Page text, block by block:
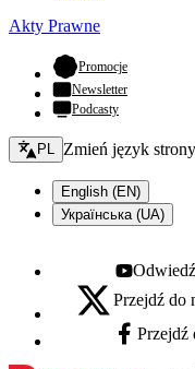
Akty Prawne
Promocje- otwiera się
Newsletter
Podcasty
Zmień język - bieżący:
PL Zmień język strony
English (EN)
Українська (UA)
Youtube -
X - otwiera się w
Przejdź do
Facebook -
Przejdź